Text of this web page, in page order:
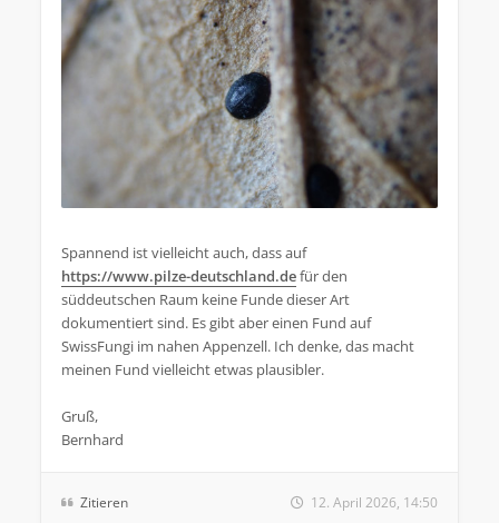
Spannend ist vielleicht auch, dass auf
https://www.pilze-deutschland.defür den
süddeutschen Raum keine Funde dieser Art
dokumentiert sind. Es gibt aber einen Fund auf
SwissFungi im nahen Appenzell. Ich denke, das macht
meinen Fund vielleicht etwas plausibler.
Gruß,
Bernhard
Zitieren 12. April 2026, 14:50